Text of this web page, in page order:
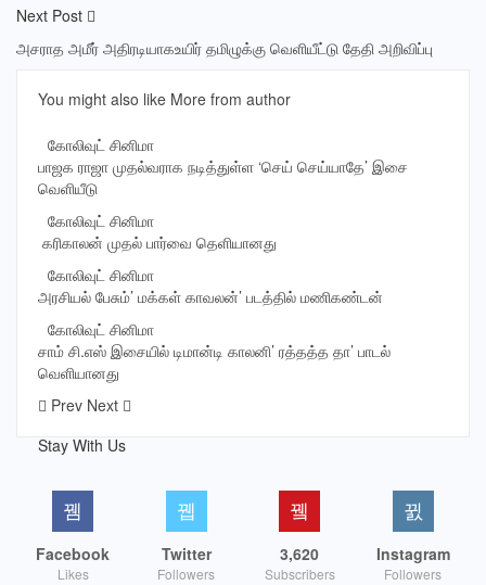
Next Post
அசராத அமீர் அதிரடியாகஉயிர் தமிழுக்கு வெளியீட்டு தேதி அறிவிப்பு
You might also like More from author
கோலிவுட் சினிமா
பாஜக ராஜா முதல்வராக நடித்துள்ள ‘செய் செய்யாதே’ இசை
வெளியீடு
கோலிவுட் சினிமா
‎ கரிகாலன் முதல் பார்வை தெளியானது
கோலிவுட் சினிமா
அரசியல் பேசும்’ மக்கள் காவலன்’ படத்தில் மணிகண்டன்
கோலிவுட் சினிமா
சாம் சி.எஸ் இசையில் டிமான்டி காலனி’ ரத்தத்த தா’ பாடல்
வெளியானது
Prev Next
Stay With Us
Facebook
Likes
Twitter
Followers
3,620
Subscribers
Instagram
Followers